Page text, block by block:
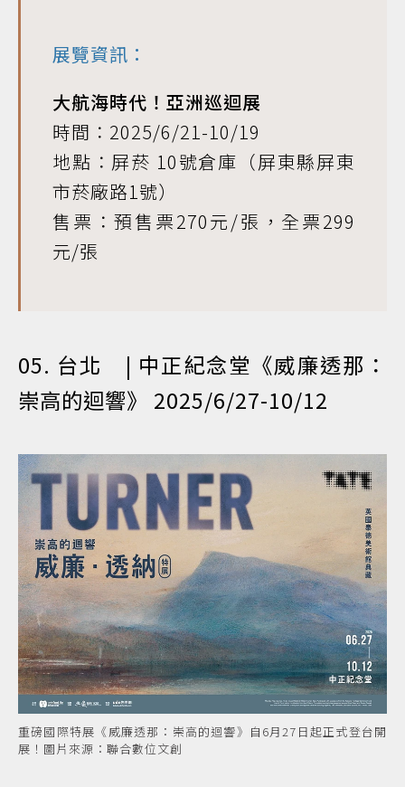
展覽資訊：
大航海時代！亞洲巡迴展
時間：2025/6/21-10/19
地點：屏菸 10號倉庫（屏東縣屏東
市菸廠路1號）
售票：預售票270元/張，全票299
元/張
05. 台北 | 中正紀念堂《威廉透那：
崇高的迴響》 2025/6/27-10/12
重磅國際特展《威廉透那：崇高的迴響》自6月27日起正式登台開
展！圖片來源：聯合數位文創